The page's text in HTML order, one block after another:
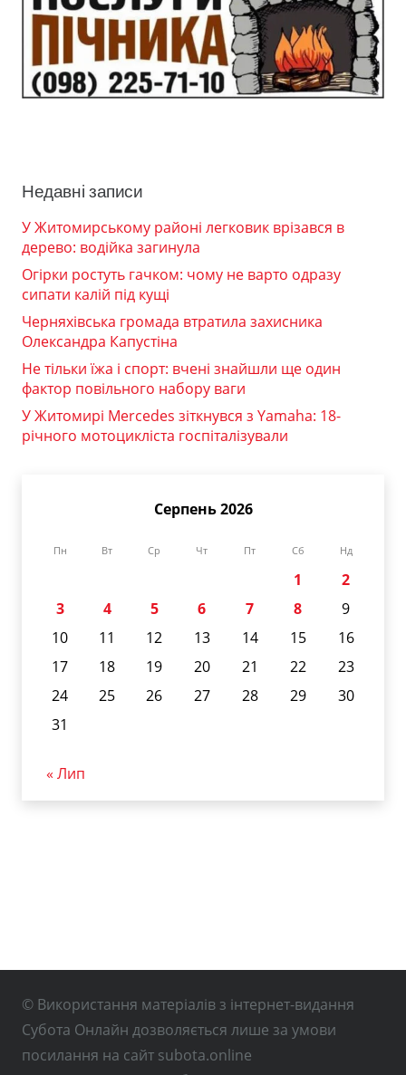
Недавні записи
У Житомирському районі легковик врізався в
дерево: водійка загинула
Огірки ростуть гачком: чому не варто одразу
сипати калій під кущі
Черняхівська громада втратила захисника
Олександра Капустіна
Не тільки їжа і спорт: вчені знайшли ще один
фактор повільного набору ваги
У Житомирі Mercedes зіткнувся з Yamaha: 18-
річного мотоцикліста госпіталізували
Серпень 2026
Пн Вт Ср Чт Пт Сб Нд
1
2
3
4 5 6 7 8
9
10
11 12 13 14 15
16
17
18 19 20 21 22
23
24
25 26 27 28 29
30
31
« Лип
© Використання матеріалів з інтернет-видання
Субота Онлайн дозволяється лише за умови
посилання на сайт subota.online